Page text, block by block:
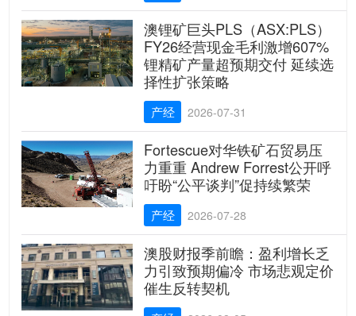
澳锂矿巨头PLS（ASX:PLS）
FY26经营现金毛利激增607%
锂精矿产量超预期交付 延续选
择性扩张策略
产经 2026-07-31
Fortescue对华铁矿石贸易压
力重重 Andrew Forrest公开呼
吁盼“公平谈判”促持续繁荣
产经 2026-07-28
澳股财报季前瞻：盈利增长乏
力引致预期偏冷 市场悲观定价
催生反转契机